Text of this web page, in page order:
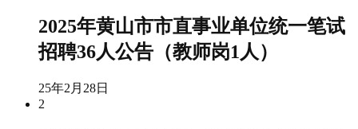
2025年黄山市市直事业单位统一笔试
招聘36人公告（教师岗1人）
25年2月28日
2